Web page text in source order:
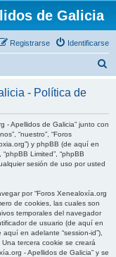
de Galicia
Identificarse
Registrarse
c
- Política de
- Apellidos de Galicia” junto con
“nuestro”, “Foros
y phpBB (de aquí en
“phpBB Limited”, “phpBB
sesión de uso por usted
por “Foros Xenealoxía.org
de cookies, las cuales son
temporales del navegador
de usuario (de aquí en
en adelante “session-id”),
tercera cookie se creará
- Apellidos de Galicia” y se